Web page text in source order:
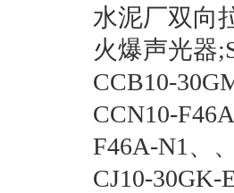
水泥厂双向
火爆声光器
CCB10-
CCN10-
F46A-N1、
CJ10-30GK-